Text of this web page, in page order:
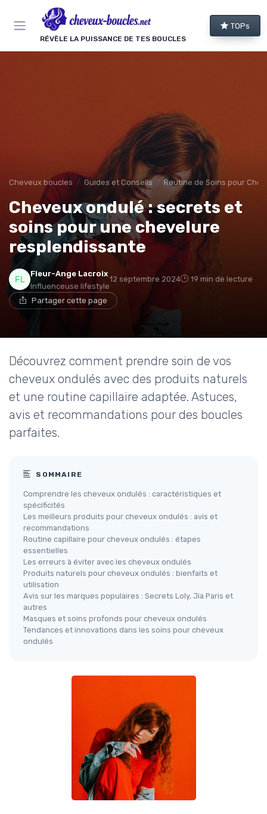
RÉVÈLE LA PUISSANCE DE TES BOUCLES
TOPs
Cheveux boucles Guides et Conseils Routine de Soins pour
Cheveux ondulé : secrets et
soins pour une chevelure
resplendissante
Fleur-Ange Lacroix
Influenceuse lifestyle
12 septembre 2024 19 min de lecture
Partager cette page
Découvrez comment prendre soin de vos
cheveux ondulés avec des produits naturels
et une routine capillaire adaptée. Astuces,
avis et recommandations pour des boucles
parfaites.
SOMMAIRE
Comprendre les cheveux ondulés : caractéristiques et
spécificités
Les meilleurs produits pour cheveux ondulés : avis et
recommandations
Routine capillaire pour cheveux ondulés : étapes
essentielles
Les erreurs à éviter avec les cheveux ondulés
Produits naturels pour cheveux ondulés : bienfaits et
utilisation
Avis sur les marques populaires : Secrets Loly, Jia Paris et
autres
Masques et soins profonds pour cheveux ondulés
Tendances et innovations dans les soins pour cheveux
ondulés
Panneau de gestion des cookies